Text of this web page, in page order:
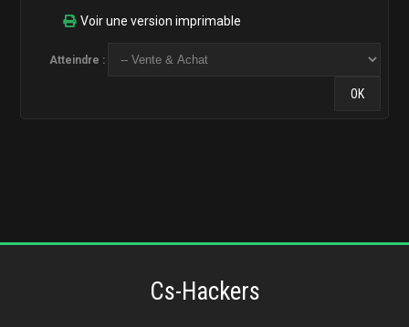
Voir une version imprimable
Atteindre :
Cs-Hackers